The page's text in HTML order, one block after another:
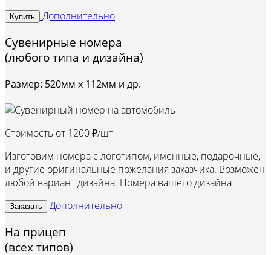
Купить Дополнительно
Сувенирные номера
(любого типа и дизайна)
Размер: 520мм х 112мм и др.
Стоимость от 1200 ₽/шт
Изготовим номера с логотипом, именные, подарочные,
и другие оригинальные пожелания заказчика. Возможен
любой вариант дизайна. Номера вашего дизайна
Заказать Дополнительно
На прицеп
(всех типов)